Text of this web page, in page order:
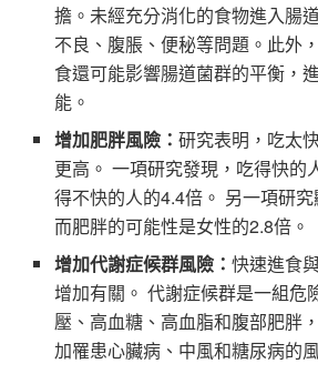
擔。未經充分消化的食物進入腸
不良、腹脹、便秘等問題。此外
食還可能影響腸道菌群的平衡，
能。
增加肥胖風險：研究表明，吃太
更高。 一項研究發現，吃得快的
得不快的人的4.4倍。 另一項研
而肥胖的可能性是女性的2.8倍。
增加代謝症候群風險：快速進食
增加有關。 代謝症候群是一組危
壓、高血糖、高血脂和腹部肥胖
加罹患心臟病、中風和糖尿病的